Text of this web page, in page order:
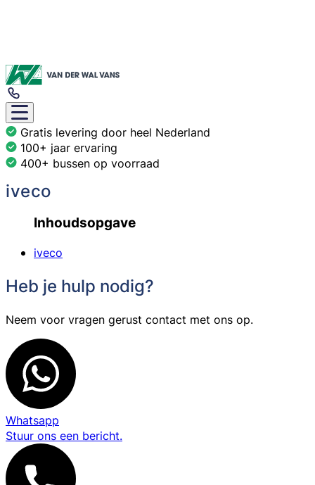
Gratis levering door heel Nederland
100+ jaar ervaring
400+ bussen op voorraad
iveco
Inhoudsopgave
iveco
Heb je hulp nodig?
Neem voor vragen gerust contact met ons op.
Whatsapp
Stuur ons een bericht.